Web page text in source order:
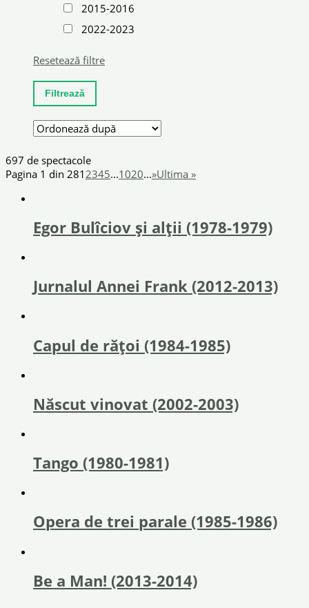
2015-2016
2022-2023
Resetează filtre
697 de spectacole
Pagina 1 din 2812345...1020...»Ultima »
Egor Bulîciov și alții (1978-1979)
Jurnalul Annei Frank (2012-2013)
Capul de rățoi (1984-1985)
Născut vinovat (2002-2003)
Tango (1980-1981)
Opera de trei parale (1985-1986)
Be a Man! (2013-2014)